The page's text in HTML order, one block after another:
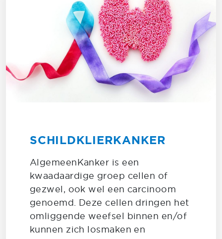
SCHILDKLIERKANKER
AlgemeenKanker is een
kwaadaardige groep cellen of
gezwel, ook wel een carcinoom
genoemd. Deze cellen dringen het
omliggende weefsel binnen en/of
kunnen zich losmaken en